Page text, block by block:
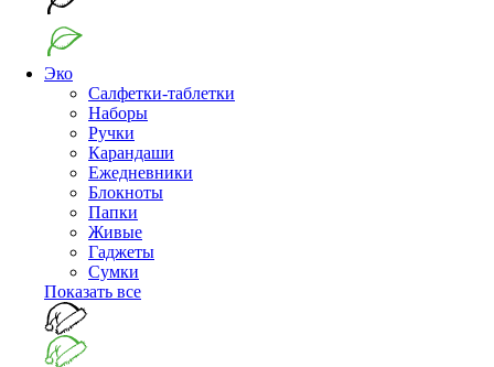
Эко
Салфетки-таблетки
Наборы
Ручки
Карандаши
Ежедневники
Блокноты
Папки
Живые
Гаджеты
Сумки
Показать все